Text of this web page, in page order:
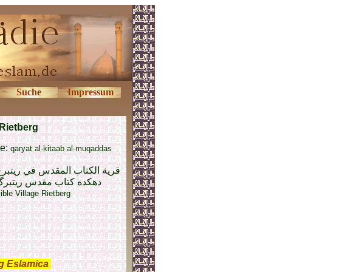
Suche Impressum
qaryat al-kitaab al-muqaddas
قرية الكتاب المقدس في
دهکده کتاب مقدس
Village Rietberg
Eslamica